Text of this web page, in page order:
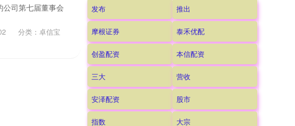
公司第七届董事会
分类： 卓信宝
发布 推出
摩根证券 泰禾优配
创盈配资 本信配资
三大 营收
安泽配资 股市
指数 大宗